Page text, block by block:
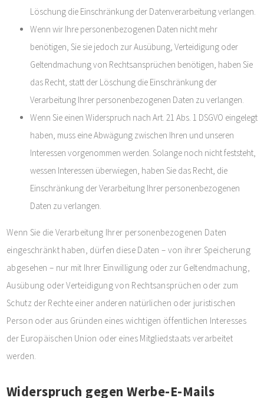
Löschung die Einschränkung der Datenverarbeitung verlangen.
Wenn wir Ihre personenbezogenen Daten nicht mehr
benötigen, Sie sie jedoch zur Ausübung, Verteidigung oder
Geltendmachung von Rechtsansprüchen benötigen, haben Sie
das Recht, statt der Löschung die Einschränkung der
Verarbeitung Ihrer personenbezogenen Daten zu verlangen.
Wenn Sie einen Widerspruch nach Art. 21 Abs. 1 DSGVO eingelegt
haben, muss eine Abwägung zwischen Ihren und unseren
Interessen vorgenommen werden. Solange noch nicht feststeht,
wessen Interessen überwiegen, haben Sie das Recht, die
Einschränkung der Verarbeitung Ihrer personenbezogenen
Daten zu verlangen.
Wenn Sie die Verarbeitung Ihrer personenbezogenen Daten
eingeschränkt haben, dürfen diese Daten – von ihrer Speicherung
abgesehen – nur mit Ihrer Einwilligung oder zur Geltendmachung,
Ausübung oder Verteidigung von Rechtsansprüchen oder zum
Schutz der Rechte einer anderen natürlichen oder juristischen
Person oder aus Gründen eines wichtigen öffentlichen Interesses
der Europäischen Union oder eines Mitgliedstaats verarbeitet
werden.
Widerspruch gegen Werbe-E-Mails